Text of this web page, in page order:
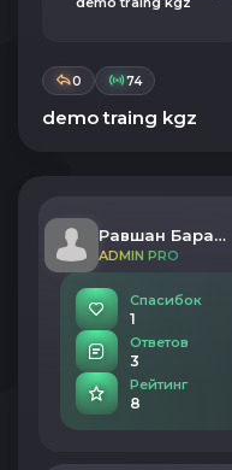
0 74
demo traing kgz
Равшан Бараев(1)
ADMIN PRO
Спасибок
1
Ответов
3
Рейтинг
8